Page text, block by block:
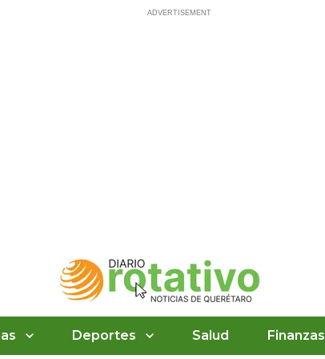
Deportes Salud Finanzas